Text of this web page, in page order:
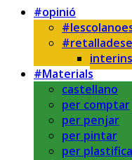
#opinió
#Materials
castellano
per comptar
per penjar
per pintar
per